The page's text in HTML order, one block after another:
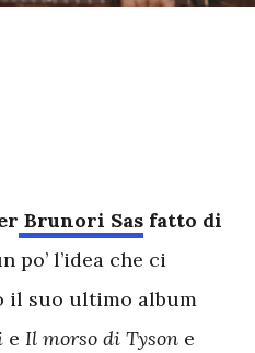
Brunori Sas fatto di
po’ l’idea che ci
il suo ultimo album
e Il morso di Tyson e